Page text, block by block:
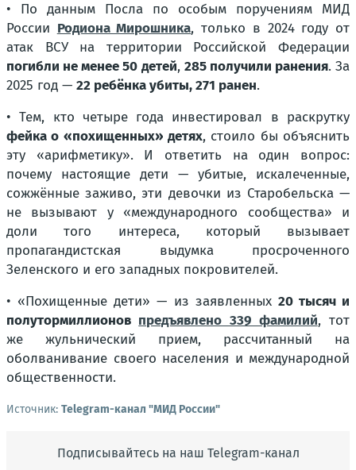
• По данным Посла по особым поручениям МИД
России Родиона Мирошника, только в 2024 году от
атак ВСУ на территории Российской Федерации
погибли не менее 50 детей, 285 получили ранения. За
2025 год — 22 ребёнка убиты, 271 ранен.
• Тем, кто четыре года инвестировал в раскрутку
фейка о «похищенных» детях, стоило бы объяснить
эту «арифметику». И ответить на один вопрос:
почему настоящие дети — убитые, искалеченные,
сожжённые заживо, эти девочки из Старобельска —
не вызывают у «международного сообщества» и
доли того интереса, который вызывает
пропагандистская выдумка просроченного
Зеленского и его западных покровителей.
• «Похищенные дети» — из заявленных 20 тысяч и
полутормиллионов предъявлено 339 фамилий, тот
же жульнический прием, рассчитанный на
оболванивание своего населения и международной
общественности.
Источник: Telegram-канал "МИД России"
Подписывайтесь на наш Telegram-канал